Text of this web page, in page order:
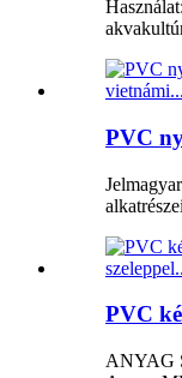
PVC
PVC
ANYAG